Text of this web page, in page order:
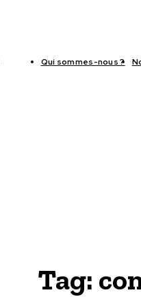
Qui sommes-nous ?
Tag: